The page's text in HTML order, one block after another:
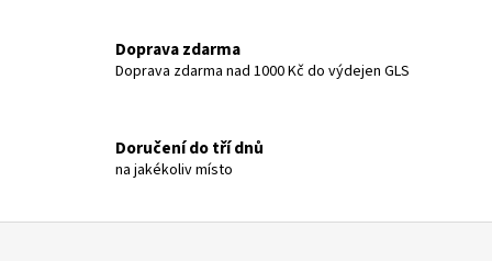
p
k
ý
Doprava zdarma
Doprava zdarma nad 1000 Kč do výdejen GLS
Doručení do tří dnů
na jakékoliv místo